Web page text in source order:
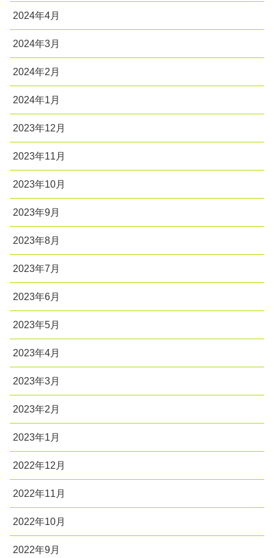
2024年4月
2024年3月
2024年2月
2024年1月
2023年12月
2023年11月
2023年10月
2023年9月
2023年8月
2023年7月
2023年6月
2023年5月
2023年4月
2023年3月
2023年2月
2023年1月
2022年12月
2022年11月
2022年10月
2022年9月